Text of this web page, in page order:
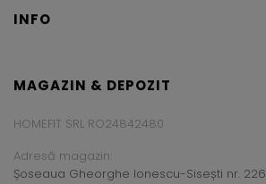
INFO
MAGAZIN & DEPOZIT
HOMEFIT SRL RO24842480
Adresă magazin:
Șoseaua Gheorghe Ionescu-Sisești nr. 226